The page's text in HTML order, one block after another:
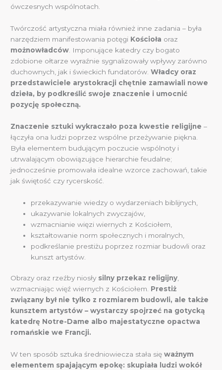
ówczesnych wspólnotach.
Twórczość artystyczna miała również inne zadania – była
narzędziem manifestowania potęgi Kościoła oraz
możnowładców . Imponujące katedry czy bogato
zdobione ołtarze wyraźnie sygnalizowały wpływy zarówno
duchownych, jak i świeckich fundatorów.Władcy oraz
przedstawiciele arystokracji chętnie zamawiali nowe
dzieła, by podkreślić swoje znaczenie i umocnić
pozycję społeczną.
Znaczenie sztuki wykraczało poza kwestie religijne –
łączyła ona ludzi poprzez wspólne przeżywanie piękna.
Była elementem budującym poczucie wspólnoty i
utrwalającym obowiązujące hierarchie feudalne;
jednocześnie promowała idealne wzorce zachowań, takie
jak świętość czy rycerskość.
przekazywanie wiedzy o wydarzeniach biblijnych,
ukazywanie lokalnych zwyczajów,
wzmacnianie więzi wiernych z Kościołem,
kształtowanie norm społecznych i moralnych,
podkreślanie prestiżu poprzez rozmiar budowli oraz
kunszt artystów.
Obrazy oraz rzeźby niosły silny przekaz religijny,
wzmacniając więź wiernych z Kościołem. Prestiż
związany był nie tylko z rozmiarem budowli, ale także
kunsztem artystów – wystarczy spojrzeć na gotycką
katedrę Notre-Dame albo majestatyczne opactwa
romańskie we Francji.
W ten sposób sztuka średniowiecza stała sięważnym
elementem spajającym epokę: skupiała ludzi wokół